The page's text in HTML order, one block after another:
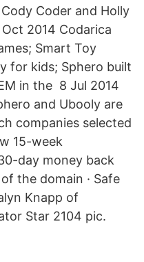
Coder and Holly
2014 Codarica
Smart Toy
for kids; Sphero built
in the 8 Jul 2014
and Ubooly are
companies selected
15-week
day money back
the domain · Safe
Knapp of
Star 2104 pic.